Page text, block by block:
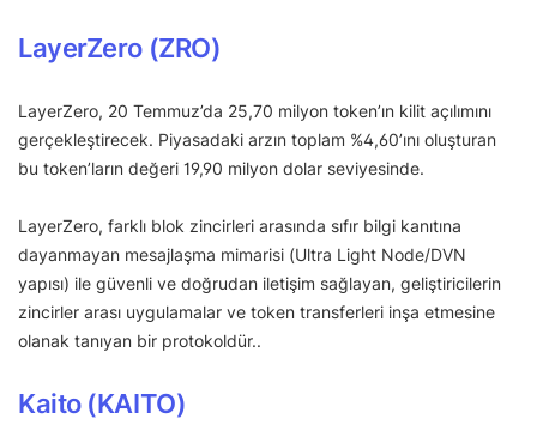
LayerZero (ZRO)
LayerZero, 20 Temmuz’da 25,70 milyon token’ın kilit açılımını
gerçekleştirecek. Piyasadaki arzın toplam %4,60’ını oluşturan
bu token’ların değeri 19,90 milyon dolar seviyesinde.
LayerZero, farklı blok zincirleri arasında sıfır bilgi kanıtına
dayanmayan mesajlaşma mimarisi (Ultra Light Node/DVN
yapısı) ile güvenli ve doğrudan iletişim sağlayan, geliştiricilerin
zincirler arası uygulamalar ve token transferleri inşa etmesine
olanak tanıyan bir protokoldür..
Kaito (KAITO)